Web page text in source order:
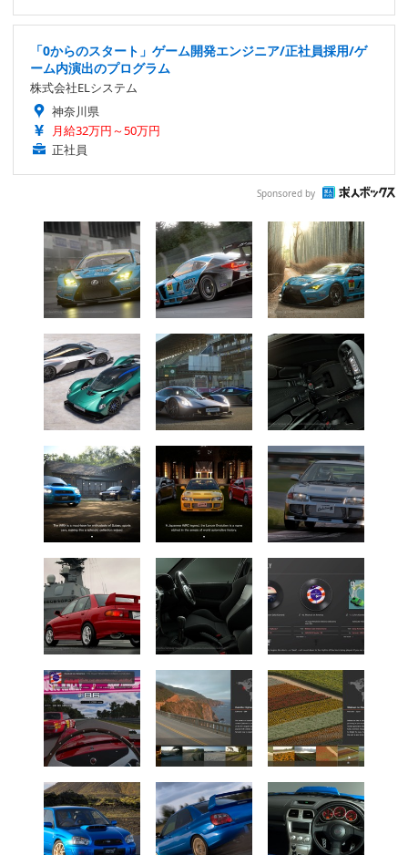
「0からのスタート」ゲーム開発エンジニア/正社員採用/ゲ
ーム内演出のプログラム
株式会社ELシステム
神奈川県
月給32万円～50万円
正社員
Sponsored by